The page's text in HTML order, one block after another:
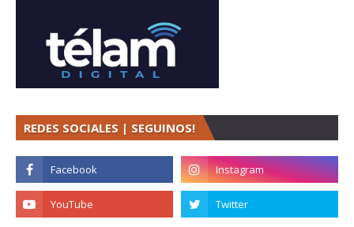
REDES SOCIALES | SEGUINOS!